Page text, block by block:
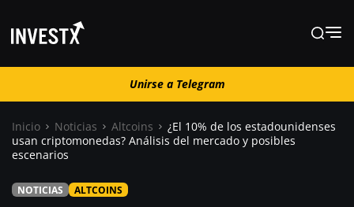
Unirse a Telegram
Noticias
Unirse a Telegram
Inicio Noticias Altcoins
¿El 10% de los estadounidenses
usan criptomonedas? Análisis del mercado y posibles
escenarios
NOTICIAS ALTCOINS